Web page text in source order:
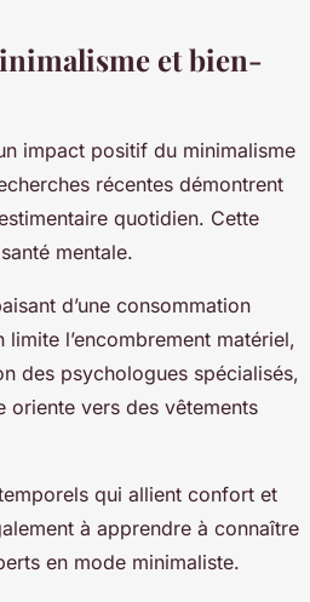
et bien-
impact positif du minimalisme
récentes démontrent
quotidien. Cette
mentale.
d’une consommation
l’encombrement matériel,
des psychologues spécialisés,
oriente vers des vêtements
qui allient confort et
à apprendre à connaître
en mode minimaliste.